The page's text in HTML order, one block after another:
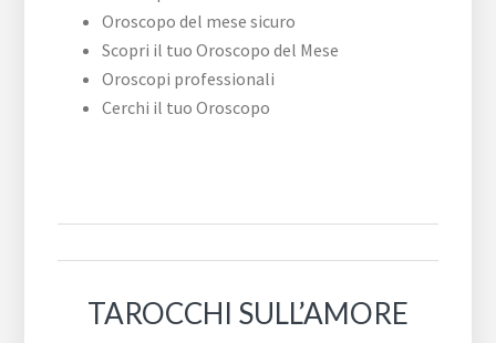
Oroscopo del mese sicuro
Scopri il tuo Oroscopo del Mese
Oroscopi professionali
Cerchi il tuo Oroscopo
TAROCCHI SULL’AMORE